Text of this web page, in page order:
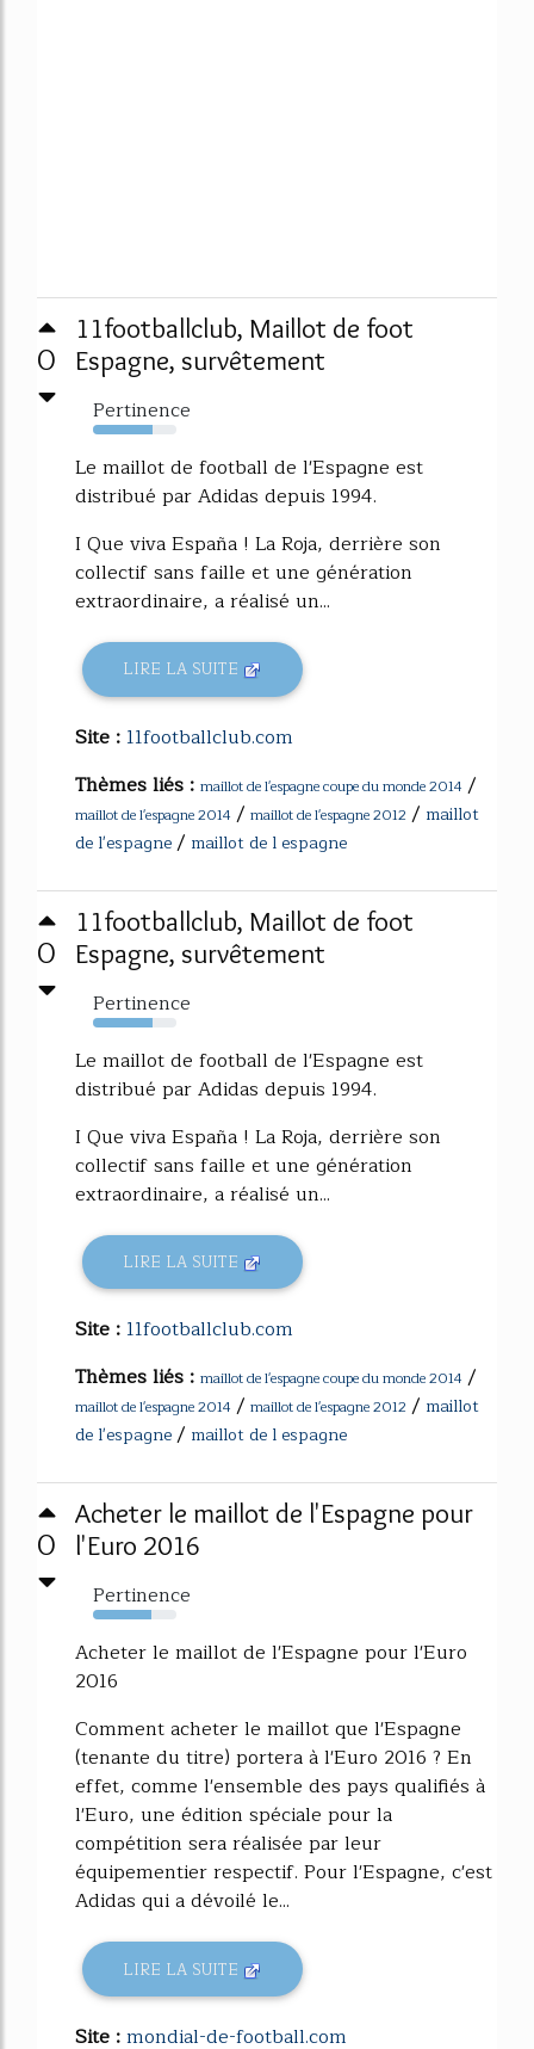
0
11footballclub, Maillot de foot
Espagne, survêtement
Pertinence
71%
Le maillot de football de l'Espagne est
distribué par Adidas depuis 1994.
I Que viva España ! La Roja, derrière son
collectif sans faille et une génération
extraordinaire, a réalisé un...
LIRE LA SUITE
Site : 11footballclub.com
Thèmes liés : maillot de l'espagne coupe du monde 2014 /
maillot de l'espagne 2014 / maillot de l'espagne 2012 / maillot
de l'espagne/ maillot de l espagne
0
11footballclub, Maillot de foot
Espagne, survêtement
Pertinence
71%
Le maillot de football de l'Espagne est
distribué par Adidas depuis 1994.
I Que viva España ! La Roja, derrière son
collectif sans faille et une génération
extraordinaire, a réalisé un...
LIRE LA SUITE
Site : 11footballclub.com
Thèmes liés : maillot de l'espagne coupe du monde 2014 /
maillot de l'espagne 2014 / maillot de l'espagne 2012 / maillot
de l'espagne/ maillot de l espagne
0
Acheter le maillot de l'Espagne pour
l'Euro 2016
Pertinence
70%
Acheter le maillot de l'Espagne pour l'Euro
2016
Comment acheter le maillot que l'Espagne
(tenante du titre) portera à l'Euro 2016 ? En
effet, comme l'ensemble des pays qualifiés à
l'Euro, une édition spéciale pour la
compétition sera réalisée par leur
équipementier respectif. Pour l'Espagne, c'est
Adidas qui a dévoilé le...
LIRE LA SUITE
Site :mondial-de-football.com